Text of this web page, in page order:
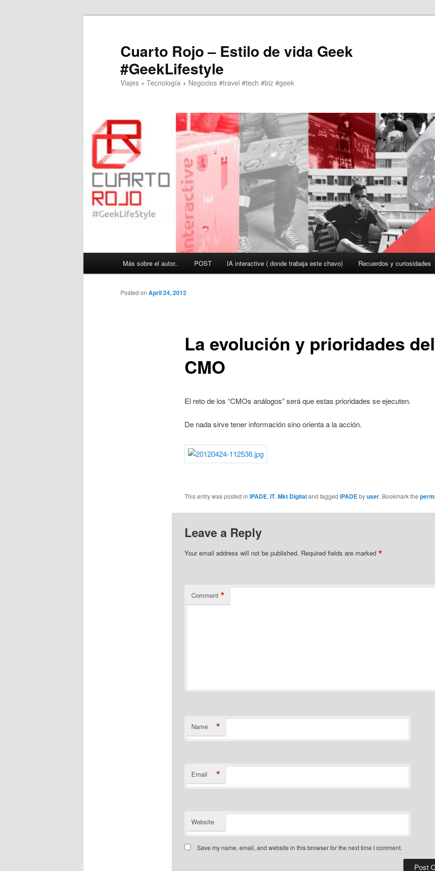
Cuarto Rojo – Estilo de vida Geek
#GeekLifestyle
Viajes + Tecnología + Negocios #travel #tech #biz #geek
Más sobre el autor.. POST IA interactive ( donde trabaja este chavo) Recuerdos y curiosidades
La evolución y prioridades del
CMO
Posted on April 24, 2012
El reto de los “CMOs análogos” será que estas prioridades se ejecuten.
De nada sirve tener información sino orienta a la acción.
This entry was posted in IPADE, IT, Mkt Digitaland tagged IPADEbyuser. Bookmark the
Leave a Reply
Your email address will not be published. Required fields are marked *
Comment *
Name *
Email *
Website
Save my name, email, and website in this browser for the next time I comment.